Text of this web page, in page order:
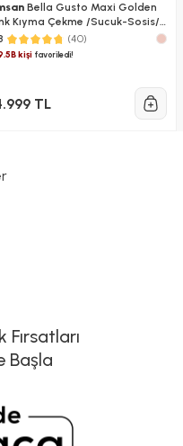
Bella Gusto Maxi Golden
Kıyma Çekme /Sucuk-Sosis/
Köfte Aparatlı/Smooth
Hamur Yoğurma Makinesi
(40)
kişifavoriledi!
TL
Fırsatları
Başla